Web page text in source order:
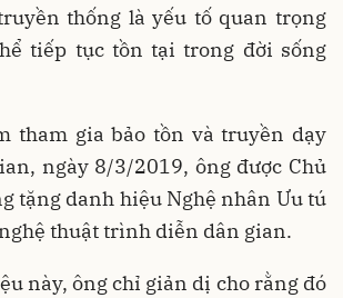
thống là yếu tố quan trọng
tiếp tục tồn tại trong đời sống
tham gia bảo tồn và truyền dạy
ngày 8/3/2019, ông được Chủ
tặng danh hiệu Nghệ nhân Ưu tú
thuật trình diễn dân gian.
này, ông chỉ giản dị cho rằng đó